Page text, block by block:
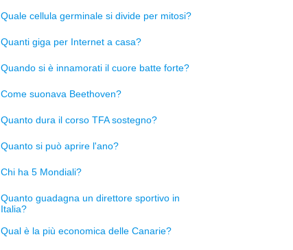
Quale cellula germinale si divide per mitosi?
Quanti giga per Internet a casa?
Quando si è innamorati il cuore batte forte?
Come suonava Beethoven?
Quanto dura il corso TFA sostegno?
Quanto si può aprire l'ano?
Chi ha 5 Mondiali?
Quanto guadagna un direttore sportivo in
Italia?
Qual è la più economica delle Canarie?